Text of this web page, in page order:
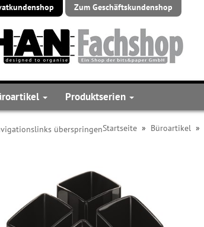
Zum Geschäftskundenshop
Produktserien
Startseite » Büroartikel »